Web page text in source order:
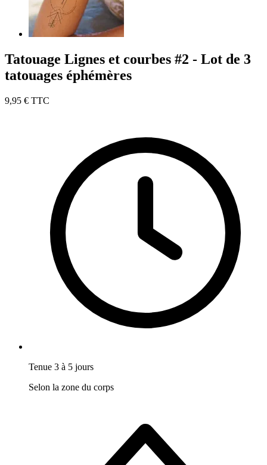
Tatouage Lignes et courbes #2 - Lot de 3
tatouages éphémères
9,95 € TTC
Tenue 3 à 5 jours
Selon la zone du corps